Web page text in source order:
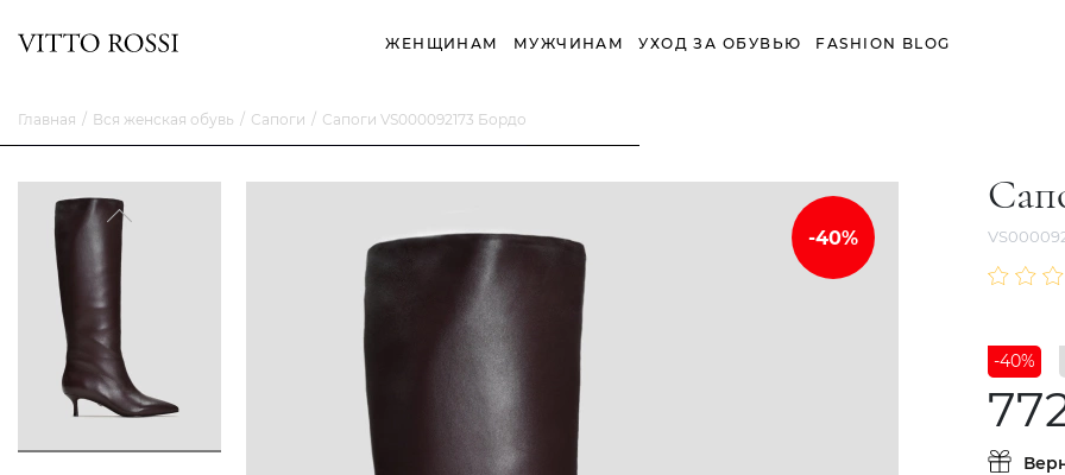
ЖЕНЩИНАМ МУЖЧИНАМ УХОД ЗА ОБУВЬЮ FASHION BLOG
Главная Вся женская обувь Сапоги Сапоги VS000092173 Бордо
-40%